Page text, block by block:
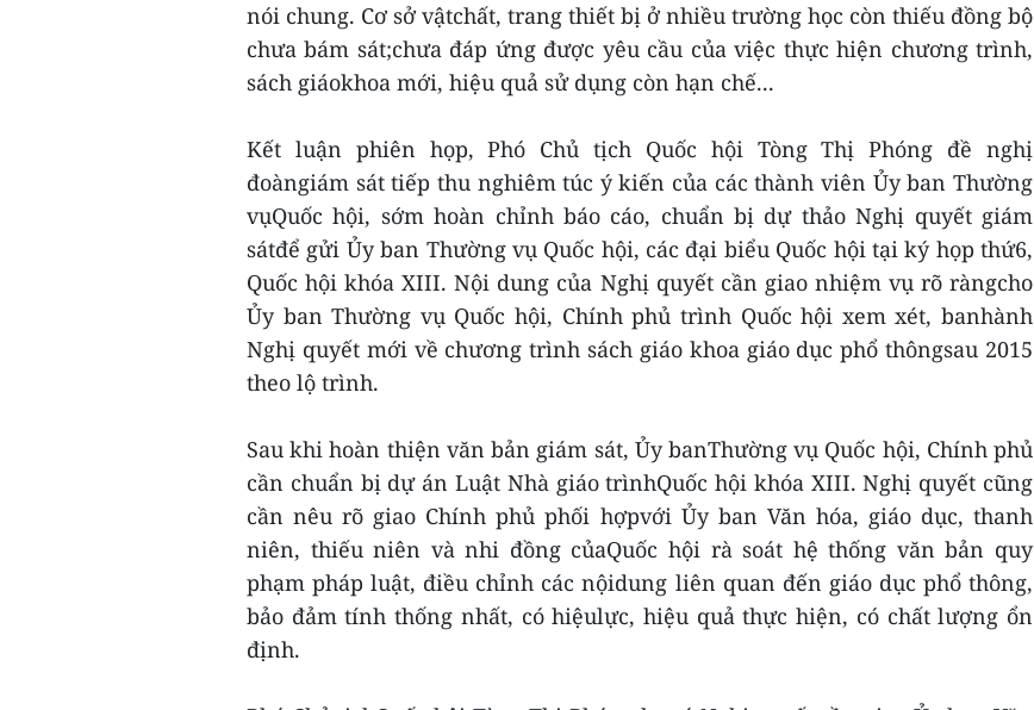
nói chung. Cơ sở vậtchất, trang thiết bị ở nhiều trường học còn thiếu đồng bộ
chưa bám sát;chưa đáp ứng được yêu cầu của việc thực hiện chương trình,
sách giáokhoa mới, hiệu quả sử dụng còn hạn chế...
Kết luận phiên họp, Phó Chủ tịch Quốc hội Tòng Thị Phóng đề nghị
đoàngiám sát tiếp thu nghiêm túc ý kiến của các thành viên Ủy ban Thường
vụQuốc hội, sớm hoàn chỉnh báo cáo, chuẩn bị dự thảo Nghị quyết giám
sátđể gửi Ủy ban Thường vụ Quốc hội, các đại biểu Quốc hội tại ký họp thứ6,
Quốc hội khóa XIII. Nội dung của Nghị quyết cần giao nhiệm vụ rõ ràngcho
Ủy ban Thường vụ Quốc hội, Chính phủ trình Quốc hội xem xét, banhành
Nghị quyết mới về chương trình sách giáo khoa giáo dục phổ thôngsau 2015
theo lộ trình.
Sau khi hoàn thiện văn bản giám sát, Ủy banThường vụ Quốc hội, Chính phủ
cần chuẩn bị dự án Luật Nhà giáo trìnhQuốc hội khóa XIII. Nghị quyết cũng
cần nêu rõ giao Chính phủ phối hợpvới Ủy ban Văn hóa, giáo dục, thanh
niên, thiếu niên và nhi đồng củaQuốc hội rà soát hệ thống văn bản quy
phạm pháp luật, điều chỉnh các nộidung liên quan đến giáo dục phổ thông,
bảo đảm tính thống nhất, có hiệulực, hiệu quả thực hiện, có chất lượng ổn
định.